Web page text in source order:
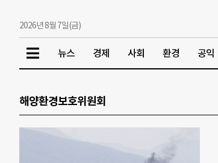
2026년 8월 7일(금)
뉴스 경제 사회 환경 공익
해양환경보호위원회